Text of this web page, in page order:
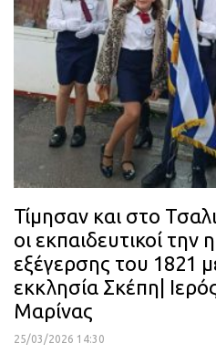
Τίμησαν και στο
οι εκπαιδευτικοί την
εξέγερσης του 1821
εκκλησία Σκέπη|
Μαρίνας
25/03/2026 14:30